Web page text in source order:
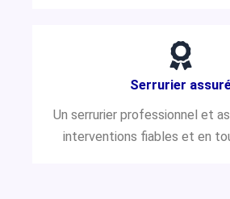
Serrurier
Un serrurier professionnel et
interventions fiables et en